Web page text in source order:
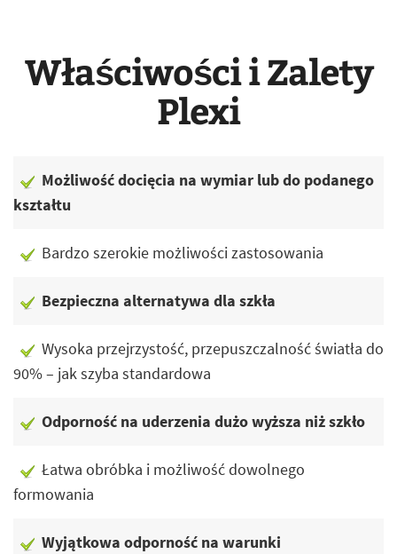
Właściwości i Zalety
Plexi
Możliwość docięcia na wymiar lub do podanego
kształtu
Bardzo szerokie możliwości zastosowania
Bezpieczna alternatywa dla szkła
Wysoka przejrzystość, przepuszczalność światła do
90% – jak szyba standardowa
Odporność na uderzenia dużo wyższa niż szkło
Łatwa obróbka i możliwość dowolnego
formowania
Wyjątkowa odporność na warunki